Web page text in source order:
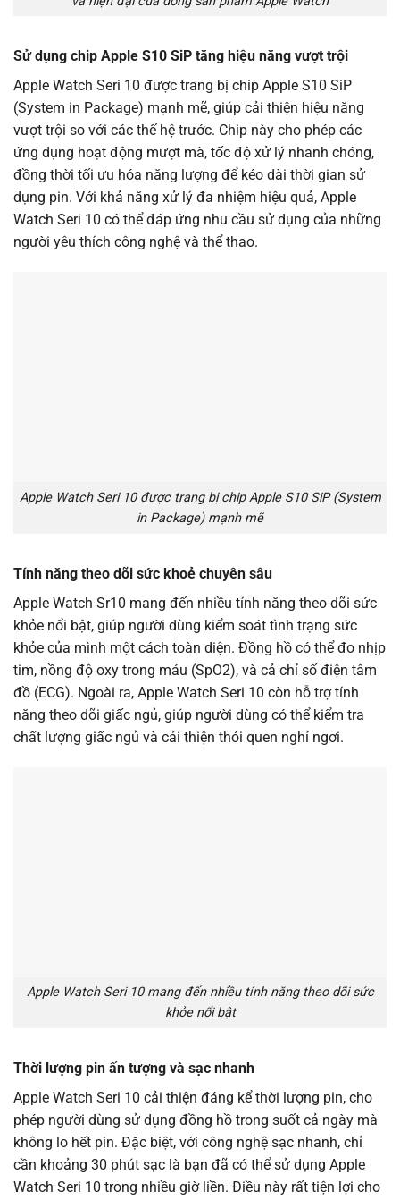
Sử dụng chip Apple S10 SiP tăng hiệu năng vượt trội
Apple Watch Seri 10 được trang bị chip Apple S10 SiP
(System in Package) mạnh mẽ, giúp cải thiện hiệu năng
vượt trội so với các thế hệ trước. Chip này cho phép các
ứng dụng hoạt động mượt mà, tốc độ xử lý nhanh chóng,
đồng thời tối ưu hóa năng lượng để kéo dài thời gian sử
dụng pin. Với khả năng xử lý đa nhiệm hiệu quả, Apple
Watch Seri 10 có thể đáp ứng nhu cầu sử dụng của những
người yêu thích công nghệ và thể thao.
Apple Watch Seri 10 được trang bị chip Apple S10 SiP (System
in Package) mạnh mẽ
Tính năng theo dõi sức khoẻ chuyên sâu
Apple Watch Sr10 mang đến nhiều tính năng theo dõi sức
khỏe nổi bật, giúp người dùng kiểm soát tình trạng sức
khỏe của mình một cách toàn diện. Đồng hồ có thể đo nhịp
tim, nồng độ oxy trong máu (SpO2), và cả chỉ số điện tâm
đồ (ECG). Ngoài ra, Apple Watch Seri 10 còn hỗ trợ tính
năng theo dõi giấc ngủ, giúp người dùng có thể kiểm tra
chất lượng giấc ngủ và cải thiện thói quen nghỉ ngơi.
Apple Watch Seri 10 mang đến nhiều tính năng theo dõi sức
khỏe nổi bật
Thời lượng pin ấn tượng và sạc nhanh
Apple Watch Seri 10 cải thiện đáng kể thời lượng pin, cho
phép người dùng sử dụng đồng hồ trong suốt cả ngày mà
không lo hết pin. Đặc biệt, với công nghệ sạc nhanh, chỉ
cần khoảng 30 phút sạc là bạn đã có thể sử dụng Apple
Watch Seri 10 trong nhiều giờ liền. Điều này rất tiện lợi cho